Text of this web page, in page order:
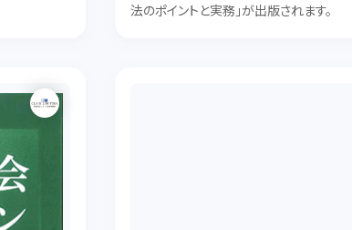
法のポイントと実務」が出版されます。